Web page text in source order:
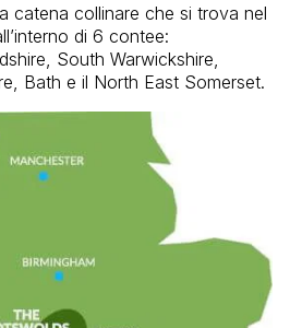
catena collinare che si trova nel
di 6 contee:
South Warwickshire,
Bath e il North East Somerset.